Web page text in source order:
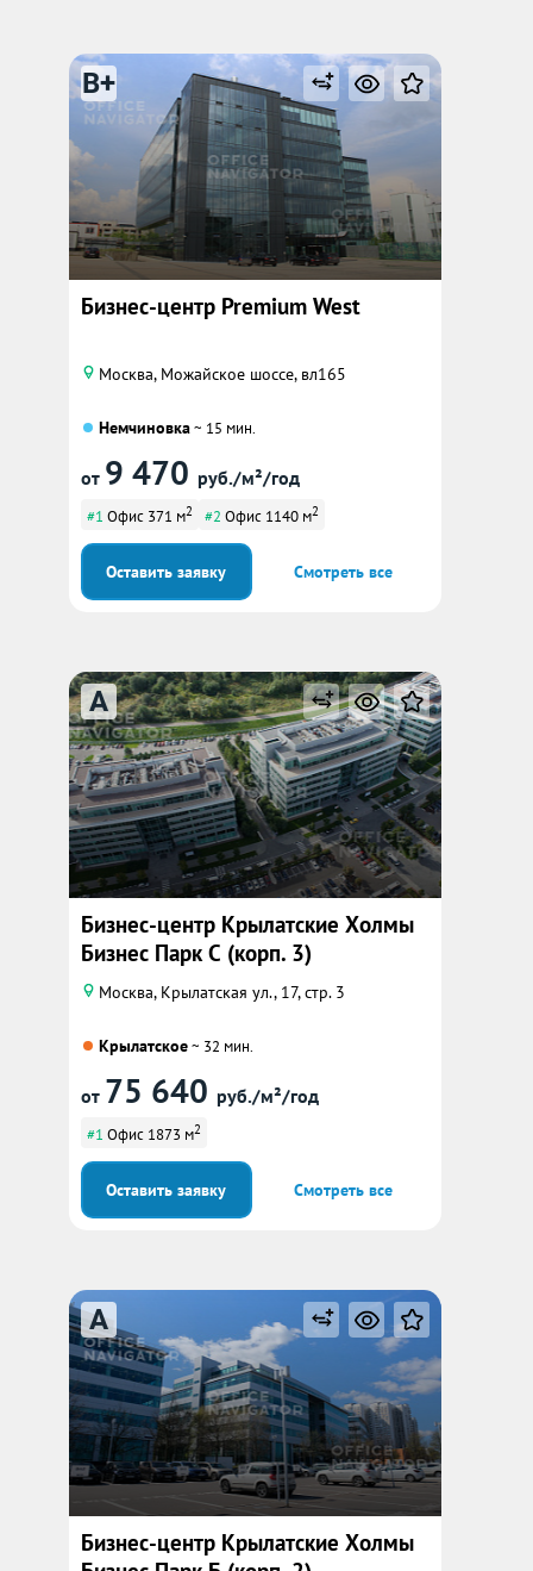
B+
Бизнес-центр Premium West
Москва, Можайское шоссе, вл165
Немчиновка~ 15 мин.
от 9 470 руб./м²/год
#1 Офис 371 м2 #2 Офис 1140 м2
Оставить заявку Смотреть все
A
Бизнес-центр Крылатские Холмы
Бизнес Парк С (корп. 3)
Москва, Крылатская ул., 17, стр. 3
Крылатское~ 32 мин.
от 75 640 руб./м²/год
#1 Офис 1873 м2
Оставить заявку Смотреть все
A
Бизнес-центр Крылатские Холмы